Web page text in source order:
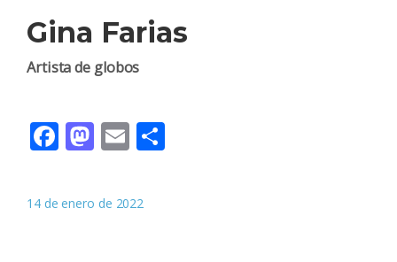
Gina Farias
Artista de globos
Facebook
Mastodon
Email
14 de enero de 2022